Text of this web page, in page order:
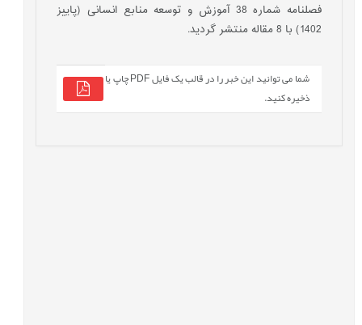
فصلنامه شماره 38 آموزش و توسعه منابع انسانی (پاییز
1402) با 8 مقاله منتشر گردید.
شما می توانید این خبر را در قالب یک فایل PDF چاپ یا
ذخیره کنید.